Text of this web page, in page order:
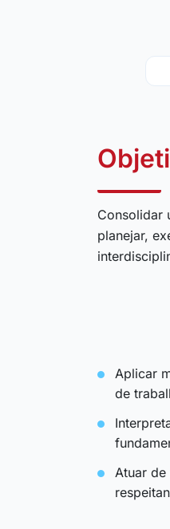
Consolidar
planejar,
Aplicar
de
Atuar